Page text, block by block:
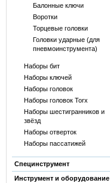
Балонные ключи
Воротки
Торцевые головки
Головки ударные (для
пневмоинструмента)
Наборы бит
Наборы ключей
Наборы головок
Наборы головок Torx
Наборы шестигранников и
звёзд
Наборы отверток
Наборы пассатижей
Специнструмент
Инструмент и оборудование